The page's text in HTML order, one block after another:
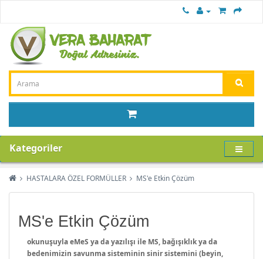
Kategoriler
HASTALARA ÖZEL FORMÜLLER MS'e Etkin Çözüm
MS'e Etkin Çözüm
okunuşuyla eMeS ya da yazılışı ile MS, bağışıklık ya da
bedenimizin savunma sisteminin sinir sistemini (beyin,